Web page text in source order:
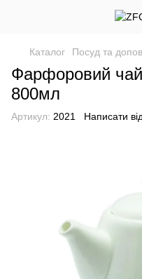
Каталог Посуд та
Фарфоровий
800мл
Артикул: 2021 Написати